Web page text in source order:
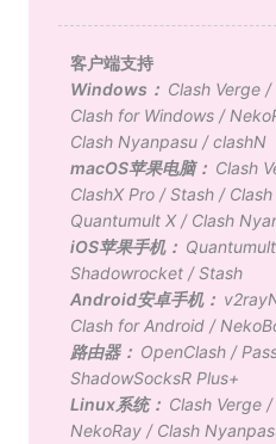
客户端支持
Windows： Clash Verge/
Clash for Windows/
Clash Nyanpasu/clashN
macOS苹果电脑： Clash
ClashX Pro/Stash/
Quantumult X/ Clash
iOS苹果手机： Quantumult
Shadowrocket/Stash
Android安卓手机：
Clash for Android/
路由器： OpenClash/
ShadowSocksR Plus+
Linux系统： Clash Verge/
NekoRay/ Clash